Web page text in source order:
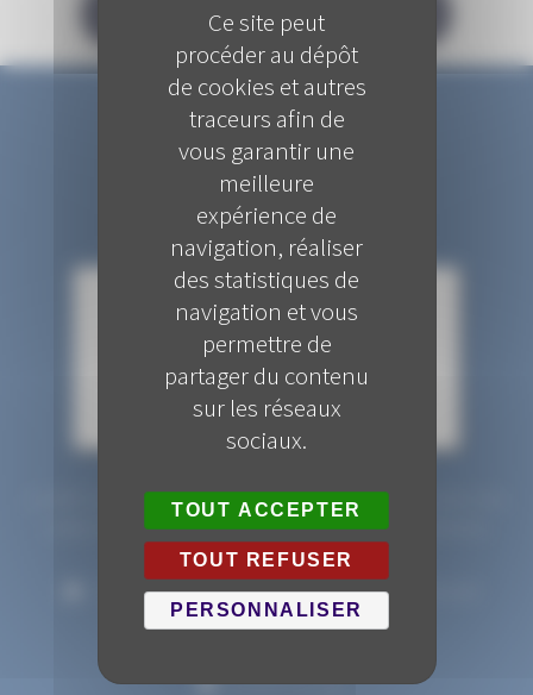
RETOUR À LA PAGE D'ACCUEIL
SUIVEZ-NOUS
Le GRET assiste et conseille ses adhérents / Assure la promotion des
métiers de ses adhérents / Défend les intérêts de ses adhérents
270, boulebard Clemenceau - 59700 Marcq-en-Baroeul
03 20 72 02 92
gret@59-62.org
Ce site peut
procéder au dépôt
de cookies et autres
traceurs afin de
vous garantir une
meilleure
expérience de
navigation, réaliser
des statistiques de
navigation et vous
permettre de
partager du contenu
sur les réseaux
sociaux.
TOUT ACCEPTER
TOUT REFUSER
PERSONNALISER